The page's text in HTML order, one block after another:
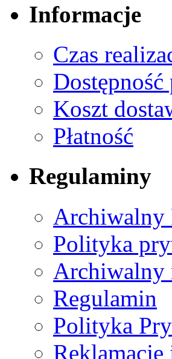
Informacje
Czas
Koszt
Płatność
Regulaminy
Archiwalny
Polityka
Archiwalny
Regulamin
Polityka